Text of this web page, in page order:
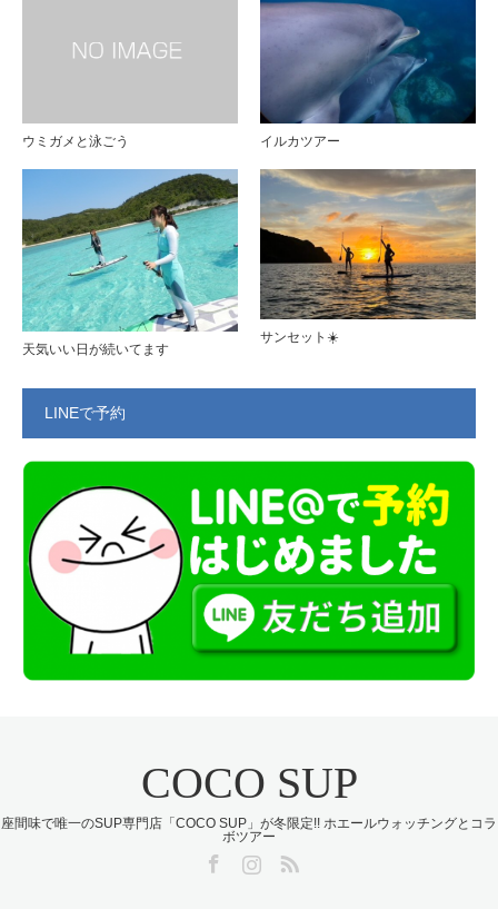
ウミガメと泳ごう イルカツアー
天気いい日が続いてます
サンセット☀️
LINEで予約
COCO SUP
座間味で唯一のSUP専門店「COCO SUP」が冬限定!! ホエールウォッチングとコラ
ボツアー